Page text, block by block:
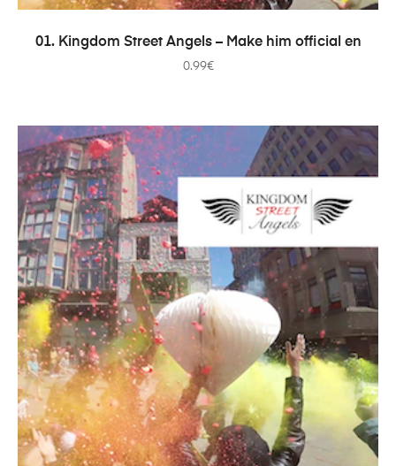
ДОДАТИ В КОШИК
01. Kingdom Street Angels – Make him official en
0.99€